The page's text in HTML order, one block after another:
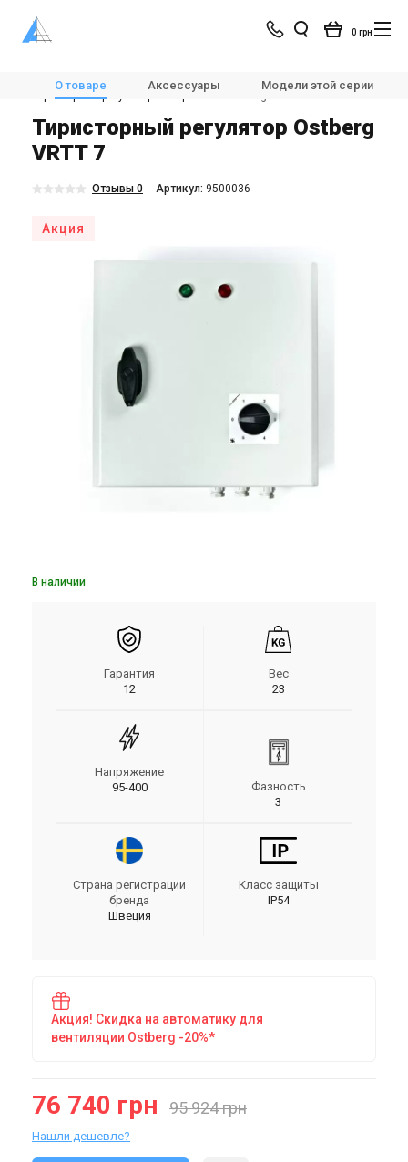
0 грн
Магазин Вентиляция
Автоматика для вентиляции
Тиристорные регуляторы скорости
О товаре Аксессуары Модели этой серии
Тиристорный регулятор Ostberg
VRTT 7
Отзывы 0 Aртикул: 9500036
Акция
В наличии
Гарантия
12
Вес
23
Напряжение
95-400
Фазность
3
Страна регистрации
бренда
Швеция
Класс защиты
IP54
Акция! Скидка на автоматику для
вентиляции Ostberg -20%*
76 740 грн 95 924 грн
Нашли дешевле?